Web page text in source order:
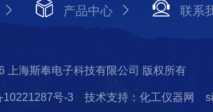
产品中心 联系
上海斯奉电子科技有限公司 版权所有
10221287号-3 技术支持：化工仪器网